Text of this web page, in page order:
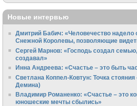
Новые интервью
Дмитрий Бабич: «Человечество надело
Снежной Королевы, позволяющие
Сергей Марнов: «Господь создал
создавал»
Инна Андреева: «Счастье – это быть
Светлана Коппел-Ковтун: Точка
Демина)
Владимир Романенко: «Счастье – это
юношеские мечты сбылись»